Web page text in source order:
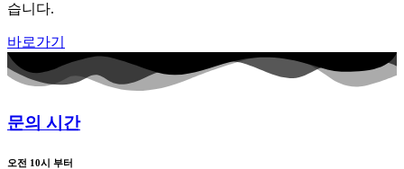
습니다.
바로가기
문의 시간
오전 10시 부터